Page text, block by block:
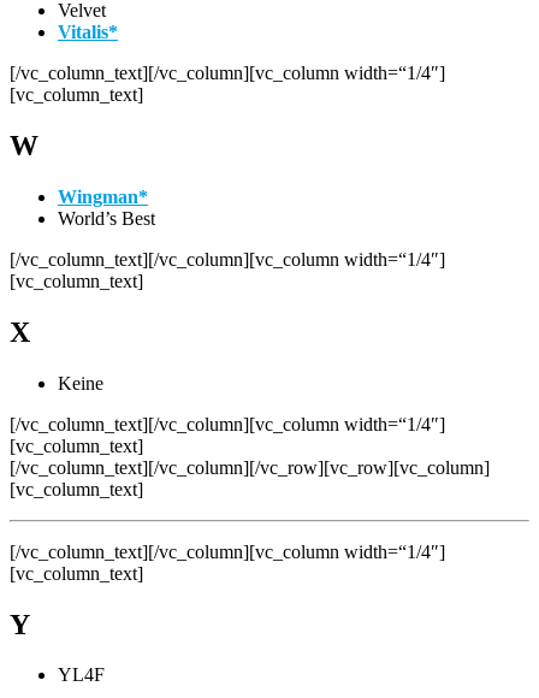
Velvet
Vitalis*
[/vc_column_text][/vc_column][vc_column width=“1/4″]
[vc_column_text]
W
Wingman*
World’s Best
[/vc_column_text][/vc_column][vc_column width=“1/4″]
[vc_column_text]
X
Keine
[/vc_column_text][/vc_column][vc_column width=“1/4″]
[vc_column_text]
[/vc_column_text][/vc_column][/vc_row][vc_row][vc_column]
[vc_column_text]
[/vc_column_text][/vc_column][vc_column width=“1/4″]
[vc_column_text]
Y
YL4F